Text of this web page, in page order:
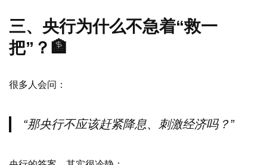
三、央行为什么不急着“救一
把”？🏦
很多人会问：
“那央行不应该赶紧降息、刺激经济吗？”